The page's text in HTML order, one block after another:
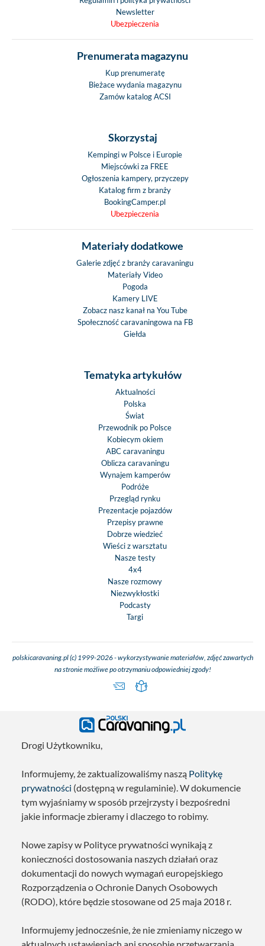
Newsletter
Ubezpieczenia
Prenumerata magazynu
Kup prenumeratę
Bieżace wydania magazynu
Zamów katalog ACSI
Skorzystaj
Kempingi w Polsce i Europie
Miejscówki za FREE
Ogłoszenia kampery, przyczepy
Katalog firm z branży
BookingCamper.pl
Ubezpieczenia
Materiały dodatkowe
Galerie zdjęć z branży caravaningu
Materiały Video
Pogoda
Kamery LIVE
Zobacz nasz kanał na You Tube
Społeczność caravaningowa na FB
Giełda
Tematyka artykułów
Aktualności
Polska
Świat
Przewodnik po Polsce
Kobiecym okiem
ABC caravaningu
Oblicza caravaningu
Wynajem kamperów
Podróże
Przegląd rynku
Prezentacje pojazdów
Przepisy prawne
Dobrze wiedzieć
Wieści z warsztatu
Nasze testy
4x4
Nasze rozmowy
Niezwykłostki
Podcasty
Targi
polskicaravaning.pl (c) 1999-2026 - wykorzystywanie materiałów, zdjęć zawartych
na stronie możliwe po otrzymaniu odpowiedniej zgody!
Drogi Użytkowniku,
Informujemy, że zaktualizowaliśmy naszą Politykę
prywatności (dostępną w regulaminie). W dokumencie
tym wyjaśniamy w sposób przejrzysty i bezpośredni
jakie informacje zbieramy i dlaczego to robimy.
Nowe zapisy w Polityce prywatności wynikają z
konieczności dostosowania naszych działań oraz
dokumentacji do nowych wymagań europejskiego
Rozporządzenia o Ochronie Danych Osobowych
(RODO), które będzie stosowane od 25 maja 2018 r.
Informujemy jednocześnie, że nie zmieniamy niczego w